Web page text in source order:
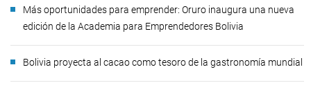
Más oportunidades para emprender: Oruro inaugura una nueva
edición de la Academia para Emprendedores Bolivia
Bolivia proyecta al cacao como tesoro de la gastronomía mundial